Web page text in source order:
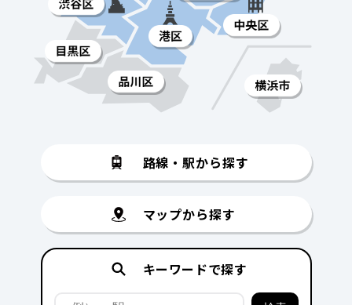
路線・駅から探す
マップから探す
キーワードで探す